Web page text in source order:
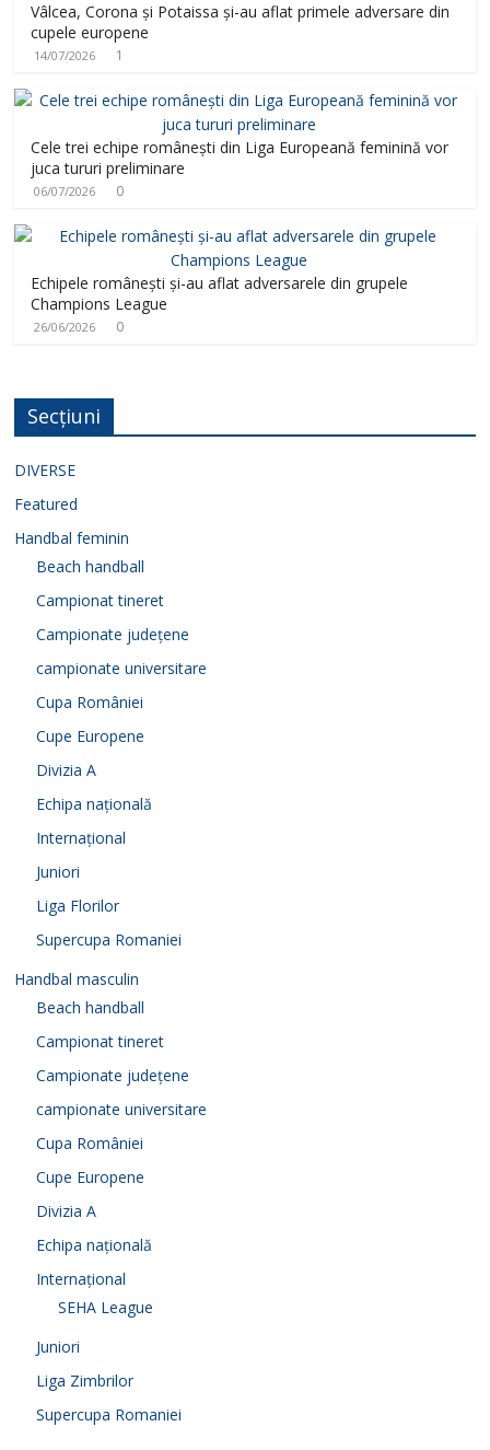
Vâlcea, Corona și Potaissa și-au aflat primele adversare din
cupele europene
14/07/2026 1
Cele trei echipe românești din Liga Europeană feminină vor
juca tururi preliminare
06/07/2026 0
Echipele românești și-au aflat adversarele din grupele
Champions League
26/06/2026 0
Secțiuni
DIVERSE
Featured
Handbal feminin
Beach handball
Campionat tineret
Campionate județene
campionate universitare
Cupa României
Cupe Europene
Divizia A
Echipa națională
Internațional
Juniori
Liga Florilor
Supercupa Romaniei
Handbal masculin
Beach handball
Campionat tineret
Campionate județene
campionate universitare
Cupa României
Cupe Europene
Divizia A
Echipa națională
Internațional
SEHA League
Juniori
Liga Zimbrilor
Supercupa Romaniei